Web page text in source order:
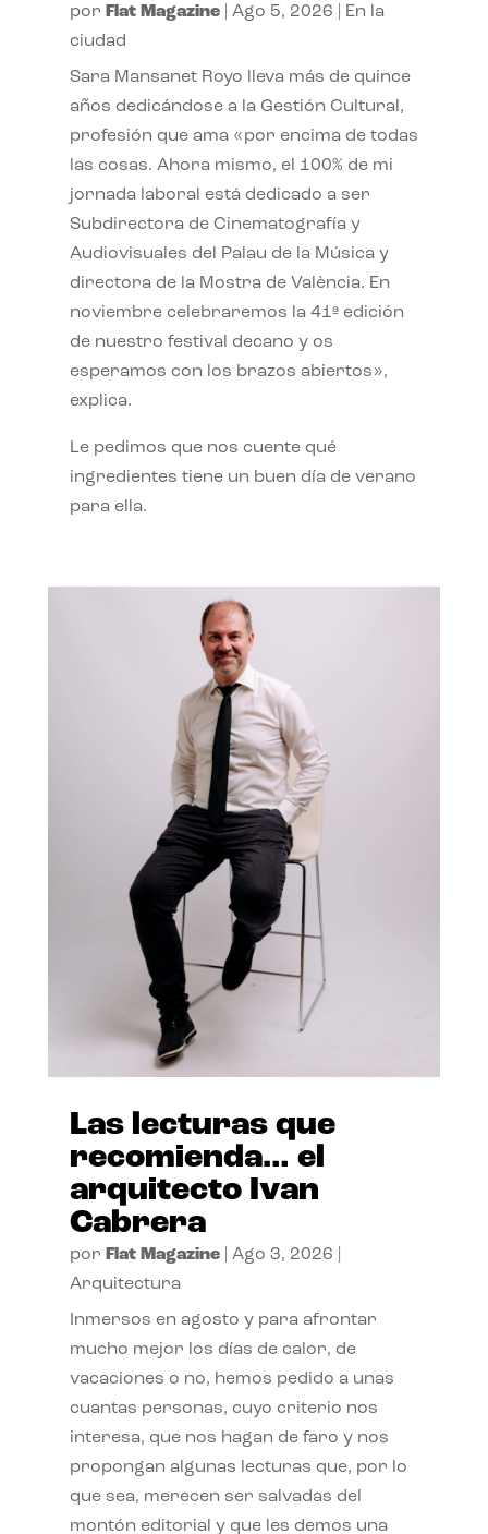
por Flat Magazine| Ago 5, 2026
En la
ciudad
Sara Mansanet Royo lleva más de quince
años dedicándose a la Gestión Cultural,
profesión que ama «por encima de todas
las cosas. Ahora mismo, el 100% de mi
jornada laboral está dedicado a ser
Subdirectora de Cinematografía y
Audiovisuales del Palau de la Música y
directora de la Mostra de València. En
noviembre celebraremos la 41ª edición
de nuestro festival decano y os
esperamos con los brazos abiertos»,
explica.
Le pedimos que nos cuente qué
ingredientes tiene un buen día de verano
para ella.
Las lecturas que
recomienda… el
arquitecto Ivan
Cabrera
por Flat Magazine| Ago 3, 2026
Arquitectura
Inmersos en agosto y para afrontar
mucho mejor los días de calor, de
vacaciones o no, hemos pedido a unas
cuantas personas, cuyo criterio nos
interesa, que nos hagan de faro y nos
propongan algunas lecturas que, por lo
que sea, merecen ser salvadas del
montón editorial y que les demos una